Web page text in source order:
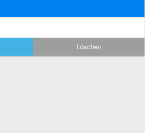
Löschen